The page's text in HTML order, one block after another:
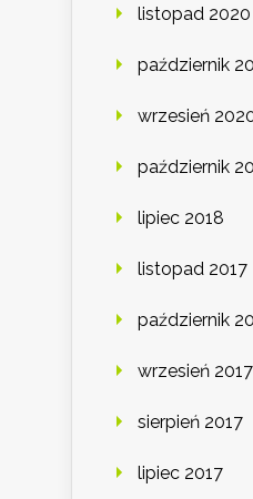
listopad 2020
październik
wrzesień
październik
lipiec 2018
listopad 2017
październik
wrzesień 2017
sierpień 2017
lipiec 2017